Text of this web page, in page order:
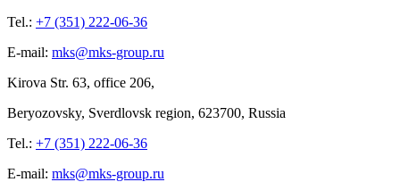
Tel.: +7 (351) 222-06-36
E-mail: mks@mks-group.ru
Kirova Str. 63, office 206,
Beryozovsky, Sverdlovsk region, 623700, Russia
Tel.: +7 (351) 222-06-36
E-mail: mks@mks-group.ru